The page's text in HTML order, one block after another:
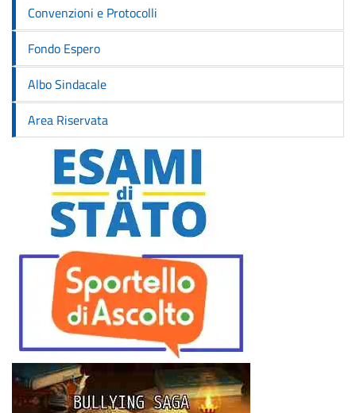
Convenzioni e Protocolli
Fondo Espero
Albo Sindacale
Area Riservata